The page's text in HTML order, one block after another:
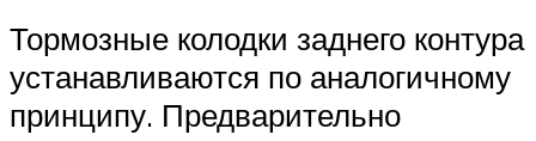
Тормозные колодки заднего контура
устанавливаются по аналогичному
принципу. Предварительно